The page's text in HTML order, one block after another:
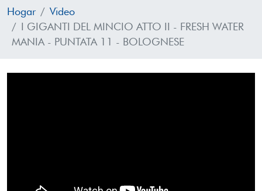
Hogar
Video
I GIGANTI DEL MINCIO ATTO II - FRESH WATER
MANIA - PUNTATA 11 - BOLOGNESE